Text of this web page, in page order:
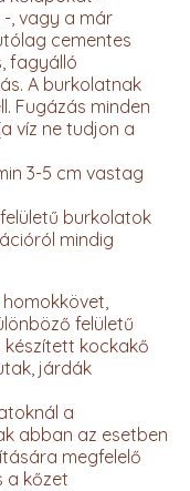
, vagy a már
cementes
fagyálló
A burkolatnak
Fugázás minden
víz ne tudjon a
3-5 cm vastag
burkolatok
mindig
felületű
készített kockakő
járdák
a
abban az esetben
megfelelő
a kőzet